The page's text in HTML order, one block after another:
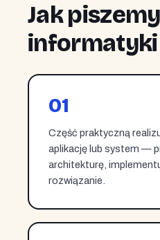
Jak
informatyki
01
Część praktyczną
aplikację lub system —
architekturę,
rozwiązanie.